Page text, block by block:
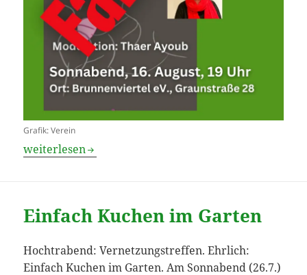
Grafik: Verein
Fällt aus: Lesung mit Silke Weizel
weiterlesen
Einfach Kuchen im Garten
Hochtrabend: Vernetzungstreffen. Ehrlich:
Einfach Kuchen im Garten. Am Sonnabend (26.7.)